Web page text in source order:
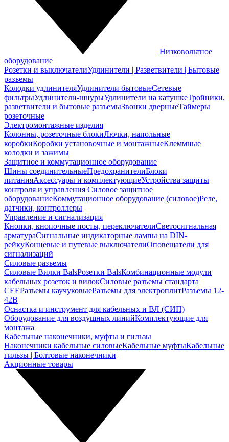
Низковольтное
оборудование
Розетки и выключателиУдлинители | Разветвители | Бытовые
разъемы
Колодки удлинителяУдлинители бытовыеСетевые
фильтрыУдлинители-шнурыУдлинители на катушкеТройники,
разветвители и бытовые разъемыЗвонки дверныеТаймеры
розеточные
Электромонтажные изделия
Колонны, розеточные блокиЛючки, напольные
коробкиКоробки установочные и монтажныеКлеммные
колодки и зажимы
Защитное и коммутационное оборудование
Шины соединительныеПредохранителиБлоки
питанияАксессуары и комплектующиеУстройства защиты
контроля и управления Силовое защитное
оборудованиеКоммутационное оборудование (силовое)Реле,
датчики, контроллеры
Управление и сигнализация
Кнопки, кнопочные посты, переключателиСветосигнальная
арматураСигнальные индикаторные лампы на DIN-
рейкуКонцевые и путевые выключателиОповещатели для
сигнализаций
Силовые разъемы
Силовые Вилки BalsРозетки BalsКомбинационные модули
кабельных розеток и вилокСиловые разъемы стандарта
CEEРазъемы каучуковыеРазъемы для электроплитРазъемы 12-
42В
Оснастка и инструмент для кабельных и ВЛ (СИП)
Оборудование для воздушных линийКомплектующие для
монтажа
Кабельные наконечники, муфты и гильзы
Наконечники кабельные силовыеКабельные муфтыКабельные
гильзы | Болтовые наконечники
Акционные товары